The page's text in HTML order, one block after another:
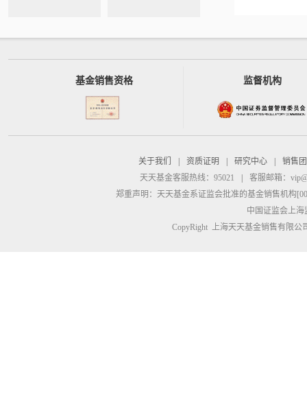
基金销售资格 监督机构
关于我们 资质证明 研究中心
销售
天天基金客服热线：95021
客服邮箱：
郑重声明： 天天基金系证监会批准的基金销售机构
中国证监会上
CopyRight 上海天天基金销售有限